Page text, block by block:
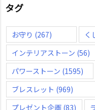
タグ
お守り (267) く
インテリアストーン (56)
パワーストーン (1595)
ブレスレット (969)
プレゼント企画 (83)